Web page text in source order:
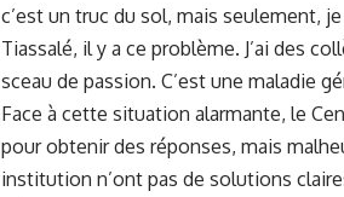
c’est un truc du sol, mais seulement,
Tiassalé, il y a ce problème. J’ai des
sceau de passion. C’est une maladie
Face à cette situation alarmante, le
pour obtenir des réponses, mais
institution n’ont pas de solutions